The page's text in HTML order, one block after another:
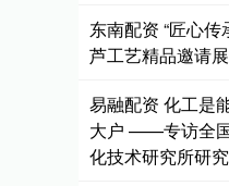
东南配资 “匠心传
芦工艺精品邀请
易融配资 化工是
大户 ——专访全
化技术研究所研